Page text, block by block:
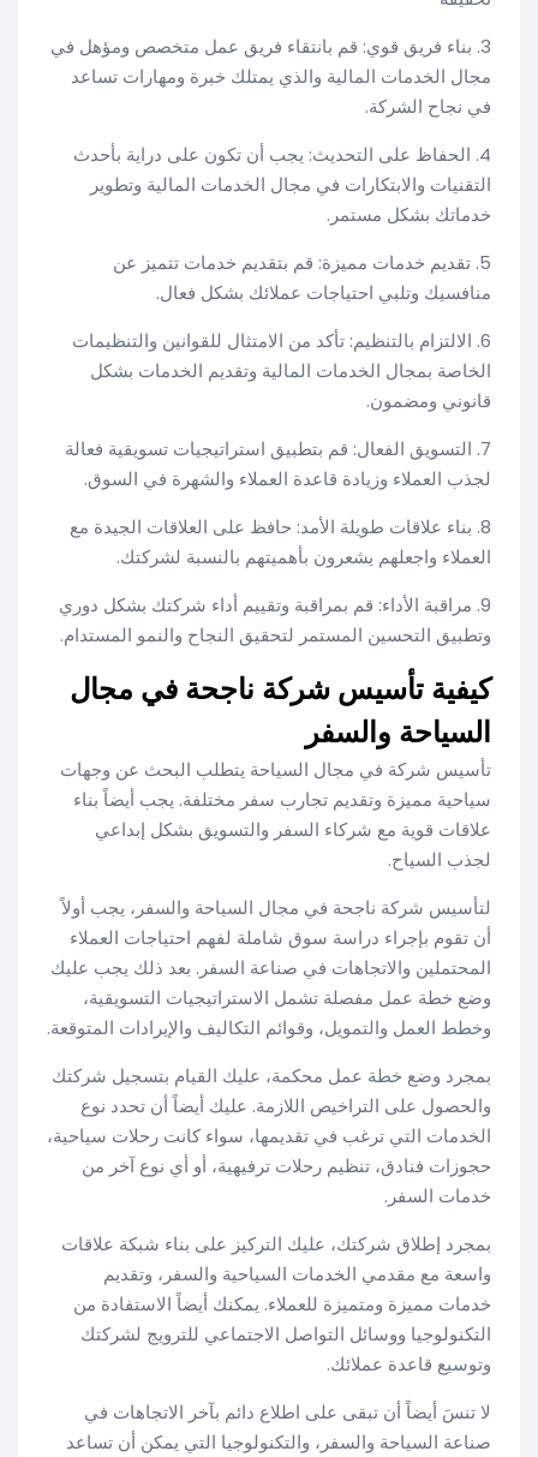
3. بناء فريق قوي: قم بانتقاء فريق عمل متخصص ومؤهل في
مجال الخدمات المالية والذي يمتلك خبرة ومهارات تساعد
في نجاح الشركة.
4. الحفاظ على التحديث: يجب أن تكون على دراية بأحدث
التقنيات والابتكارات في مجال الخدمات المالية وتطوير
خدماتك بشكل مستمر.
5. تقديم خدمات مميزة: قم بتقديم خدمات تتميز عن
منافسيك وتلبي احتياجات عملائك بشكل فعال.
6. الالتزام بالتنظيم: تأكد من الامتثال للقوانين والتنظيمات
الخاصة بمجال الخدمات المالية وتقديم الخدمات بشكل
قانوني ومضمون.
7. التسويق الفعال: قم بتطبيق استراتيجيات تسويقية فعالة
لجذب العملاء وزيادة قاعدة العملاء والشهرة في السوق.
8. بناء علاقات طويلة الأمد: حافظ على العلاقات الجيدة مع
العملاء واجعلهم يشعرون بأهميتهم بالنسبة لشركتك.
9. مراقبة الأداء: قم بمراقبة وتقييم أداء شركتك بشكل دوري
وتطبيق التحسين المستمر لتحقيق النجاح والنمو المستدام.
كيفية تأسيس شركة ناجحة في مجال
السياحة والسفر
تأسيس شركة في مجال السياحة يتطلب البحث عن وجهات
سياحية مميزة وتقديم تجارب سفر مختلفة. يجب أيضاً بناء
علاقات قوية مع شركاء السفر والتسويق بشكل إبداعي
لجذب السياح.
لتأسيس شركة ناجحة في مجال السياحة والسفر، يجب أولاً
أن تقوم بإجراء دراسة سوق شاملة لفهم احتياجات العملاء
المحتملين والاتجاهات في صناعة السفر. بعد ذلك يجب عليك
وضع خطة عمل مفصلة تشمل الاستراتيجيات التسويقية،
وخطط العمل والتمويل، وقوائم التكاليف والإيرادات المتوقعة.
بمجرد وضع خطة عمل محكمة، عليك القيام بتسجيل شركتك
والحصول على التراخيص اللازمة. عليك أيضاً أن تحدد نوع
الخدمات التي ترغب في تقديمها، سواء كانت رحلات سياحية،
حجوزات فنادق، تنظيم رحلات ترفيهية، أو أي نوع آخر من
خدمات السفر.
بمجرد إطلاق شركتك، عليك التركيز على بناء شبكة علاقات
واسعة مع مقدمي الخدمات السياحية والسفر، وتقديم
خدمات مميزة ومتميزة للعملاء. يمكنك أيضاً الاستفادة من
التكنولوجيا ووسائل التواصل الاجتماعي للترويج لشركتك
وتوسيع قاعدة عملائك.
لا تنسَ أيضاً أن تبقى على اطلاع دائم بآخر الاتجاهات في
صناعة السياحة والسفر، والتكنولوجيا التي يمكن أن تساعد